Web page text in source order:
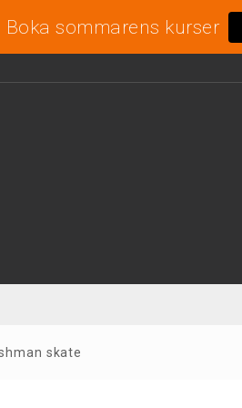
Boka sommarens kurser
skate